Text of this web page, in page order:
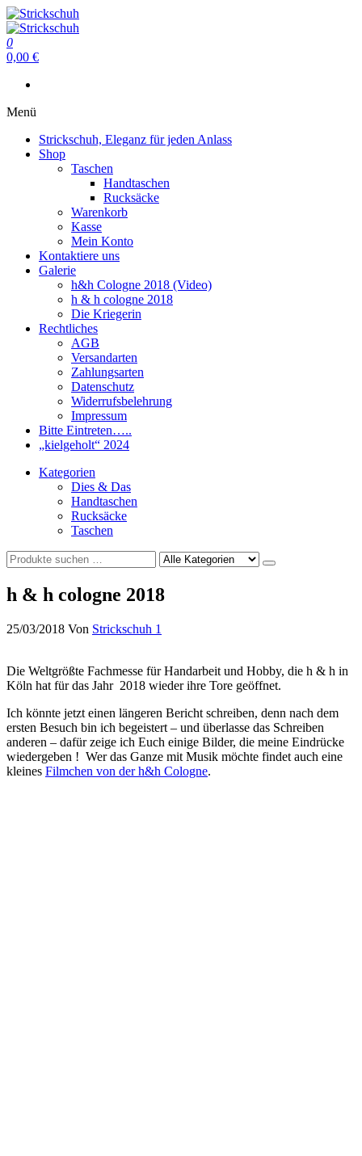
Zum
Inhalt
springen
Strickschuh
Strickschuh
0
0,00 €
Menü
Strickschuh, Eleganz für jeden Anlass
Shop
Taschen
Handtaschen
Rucksäcke
Warenkorb
Kasse
Mein Konto
Kontaktiere uns
Galerie
h&h Cologne 2018 (Video)
h & h cologne 2018
Die Kriegerin
Rechtliches
AGB
Versandarten
Zahlungsarten
Datenschutz
Widerrufsbelehrung
Impressum
Bitte Eintreten…..
„kielgeholt“ 2024
Kategorien
Dies & Das
Handtaschen
Rucksäcke
Taschen
h & h cologne 2018
25/03/2018 Von Strickschuh 1
Die Weltgrößte Fachmesse für Handarbeit und Hobby, die h & h in
Köln hat für das Jahr 2018 wieder ihre Tore geöffnet.
Ich könnte jetzt einen längeren Bericht schreiben, denn nach dem
ersten Besuch bin ich begeistert – und überlasse das Schreiben
anderen – dafür zeige ich Euch einige Bilder, die meine Eindrücke
wiedergeben ! Wer das Ganze mit Musik möchte findet auch eine
kleines Filmchen von der h&h Cologne.